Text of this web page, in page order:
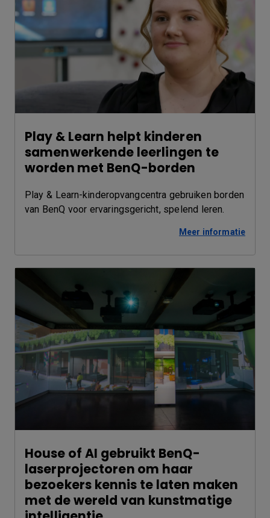
Play & Learn helpt kinderen
samenwerkende leerlingen te
worden met BenQ-borden
Play & Learn-kinderopvangcentra gebruiken borden
van BenQ voor ervaringsgericht, spelend leren.
Meer informatie
House of AI gebruikt BenQ-
laserprojectoren om haar
bezoekers kennis te laten maken
met de wereld van kunstmatige